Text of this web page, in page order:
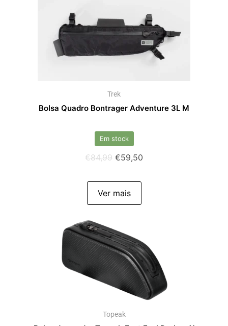
Trek
Bolsa Quadro Bontrager Adventure 3L M
Em stock
€84,99 €59,50
Ver mais
Topeak